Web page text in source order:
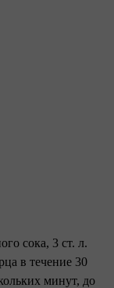
сока, 3 ст. л.
в течение 30
минут, до